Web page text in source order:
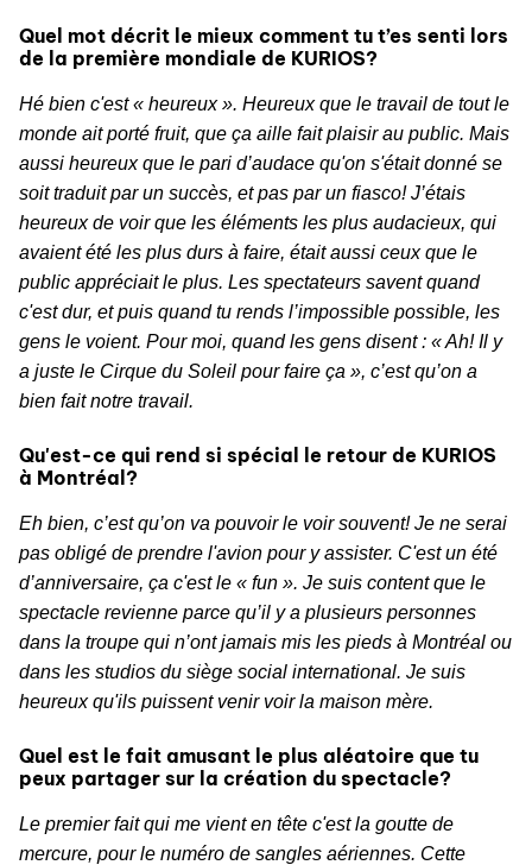
Quel mot décrit le mieux comment tu t’es senti lors
de la première mondiale de KURIOS?
Hé bien c'est « heureux ». Heureux que le travail de tout le
monde ait porté fruit, que ça aille fait plaisir au public. Mais
aussi heureux que le pari d’audace qu'on s'était donné se
soit traduit par un succès, et pas par un fiasco! J’étais
heureux de voir que les éléments les plus audacieux, qui
avaient été les plus durs à faire, était aussi ceux que le
public appréciait le plus. Les spectateurs savent quand
c'est dur, et puis quand tu rends l’impossible possible, les
gens le voient. Pour moi, quand les gens disent : « Ah! Il y
a juste le Cirque du Soleil pour faire ça », c’est qu’on a
bien fait notre travail.
Qu'est-ce qui rend si spécial le retour de KURIOS
à Montréal?
Eh bien, c’est qu’on va pouvoir le voir souvent! Je ne serai
pas obligé de prendre l'avion pour y assister. C'est un été
d’anniversaire, ça c'est le « fun ». Je suis content que le
spectacle revienne parce qu’il y a plusieurs personnes
dans la troupe qui n’ont jamais mis les pieds à Montréal ou
dans les studios du siège social international. Je suis
heureux qu'ils puissent venir voir la maison mère.
Quel est le fait amusant le plus aléatoire que tu
peux partager sur la création du spectacle?
Le premier fait qui me vient en tête c'est la goutte de
mercure, pour le numéro de sangles aériennes. Cette